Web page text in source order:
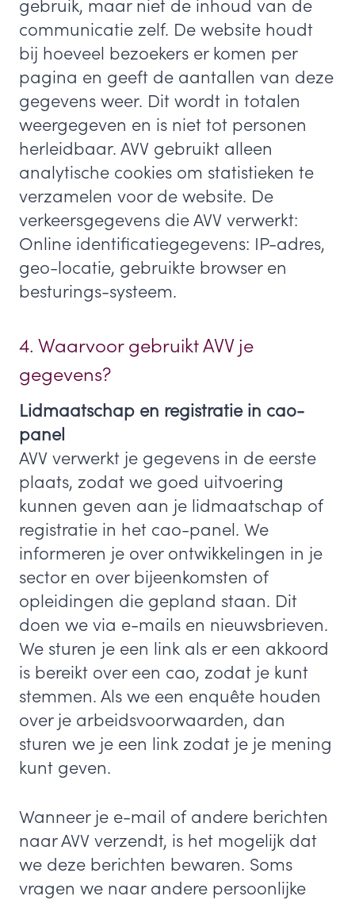
gebruik, maar niet de inhoud van de
communicatie zelf. De website houdt
bij hoeveel bezoekers er komen per
pagina en geeft de aantallen van deze
gegevens weer. Dit wordt in totalen
weergegeven en is niet tot personen
herleidbaar. AVV gebruikt alleen
analytische cookies om statistieken te
verzamelen voor de website. De
verkeersgegevens die AVV verwerkt:
Online identificatiegegevens: IP-adres,
geo-locatie, gebruikte browser en
besturings-systeem.
4. Waarvoor gebruikt AVV je
gegevens?
Lidmaatschap en registratie in cao-
panel
AVV verwerkt je gegevens in de eerste
plaats, zodat we goed uitvoering
kunnen geven aan je lidmaatschap of
registratie in het cao-panel. We
informeren je over ontwikkelingen in je
sector en over bijeenkomsten of
opleidingen die gepland staan. Dit
doen we via e-mails en nieuwsbrieven.
We sturen je een link als er een akkoord
is bereikt over een cao, zodat je kunt
stemmen. Als we een enquête houden
over je arbeidsvoorwaarden, dan
sturen we je een link zodat je je mening
kunt geven.
Wanneer je e-mail of andere berichten
naar AVV verzendt, is het mogelijk dat
we deze berichten bewaren. Soms
vragen we naar andere persoonlijke